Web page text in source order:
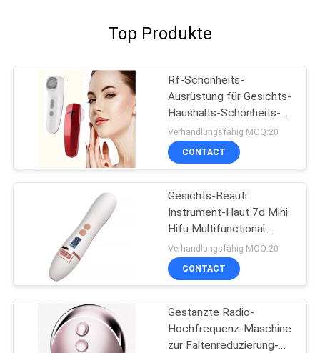
Top Produkte
Rf-Schönheits-
Ausrüstung für Gesichts-
Haushalts-Schönheits-
Hautpflege und
Sommersprosse-
Hochfrequenz-
Verhandlungsfähig MOQ:20
CONTACT
Gesichts-Beauti
Instrument-Haut 7d Mini
Hifu Multifunctional
Ultrasonic Focused, die
Gesichtsmassager
festzieht
Verhandlungsfähig MOQ:20
CONTACT
Gestanzte Radio-
Hochfrequenz-Maschine
zur Faltenreduzierung-